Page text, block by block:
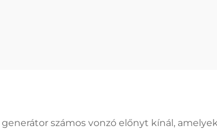
számos vonzó előnyt kínál,